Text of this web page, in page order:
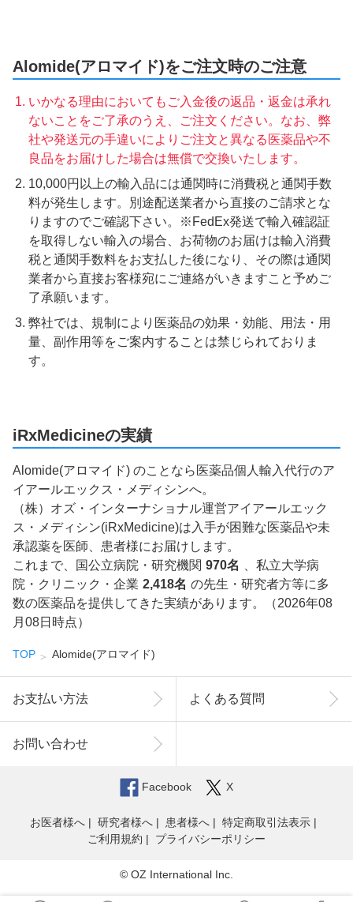
Alomide(アロマイド)をご注文時のご注意
いかなる理由においてもご入金後の返品・返金は承れ
ないことをご了承のうえ、ご注文ください。なお、弊
社や発送元の手違いによりご注文と異なる医薬品や不
良品をお届けした場合は無償で交換いたします。
10,000円以上の輸入品には通関時に消費税と通関手数
料が発生します。別途配送業者から直接のご請求とな
りますのでご確認下さい。※FedEx発送で輸入確認証
を取得しない輸入の場合、お荷物のお届けは輸入消費
税と通関手数料をお支払した後になり、その際は通関
業者から直接お客様宛にご連絡がいきますこと予めご
了承願います。
弊社では、規制により医薬品の効果・効能、用法・用
量、副作用等をご案内することは禁じられておりま
す。
iRxMedicineの実績
Alomide(アロマイド) のことなら医薬品個人輸入代行のア
イアールエックス・メディシンへ。
（株）オズ・インターナショナル運営アイアールエック
ス・メディシン(iRxMedicine)は入手が困難な医薬品や未
承認薬を医師、患者様にお届けします。
これまで、国公立病院・研究機関 970名
、私立大学病
院・クリニック・企業 2,418名 の先生・研究者方等に多
数の医薬品を提供してきた実績があります。（2026年08
月08日時点）
TOP Alomide(アロマイド)
お支払い方法 よくある質問
お問い合わせ
Facebook X
お医者様へ 研究者様へ 患者様へ
特定商取引法表示
ご利用規約
プライバシーポリシー
© OZ International Inc.